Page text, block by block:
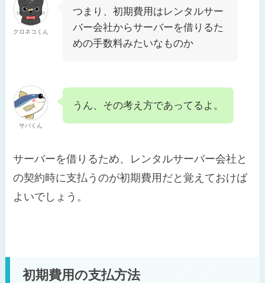
クロネコくん
つまり、初期費用はレンタルサー
バー会社からサーバーを借りるた
めの手数料みたいなものか
サバくん
うん、その考え方であってるよ。
サーバーを借りるため、レンタルサーバー会社と
の契約時に支払うのが初期費用だと覚えておけば
よいでしょう。
初期費用の支払方法